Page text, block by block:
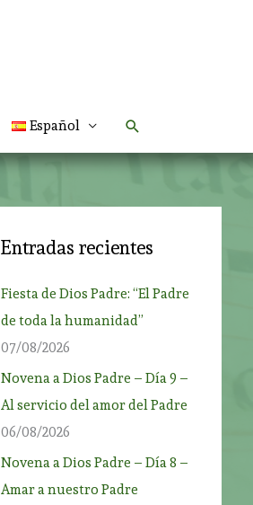
Español Buscar
Entradas recientes
Fiesta de Dios Padre: “El Padre
de toda la humanidad”
07/08/2026
Novena a Dios Padre – Día 9 –
Al servicio del amor del Padre
06/08/2026
Novena a Dios Padre – Día 8 –
Amar a nuestro Padre